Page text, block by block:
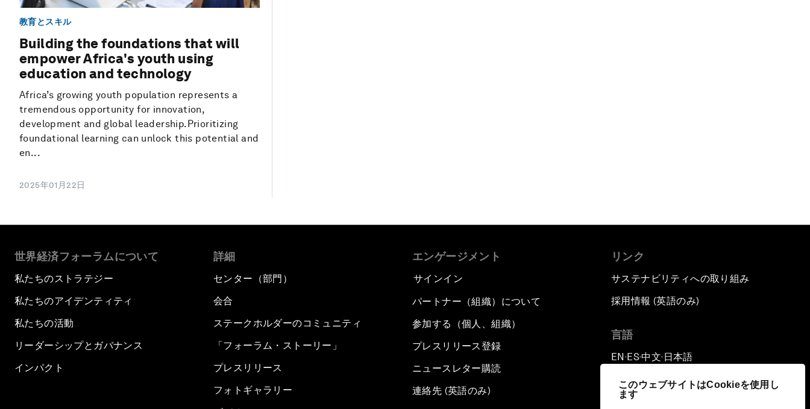
このウェブサイトはCookieを使用し
ます
教育とスキル
Building the foundations that will
empower Africa's youth using
education and technology
Africa’s growing youth population represents a
tremendous opportunity for innovation,
development and global leadership.Prioritizing
foundational learning can unlock this potential and
en...
2025年01月22日
世界経済フォーラムについて
私たちのストラテジー
私たちのアイデンティティ
私たちの活動
リーダーシップとガバナンス
インパクト
詳細
センター（部門）
会合
ステークホルダーのコミュニティ
「フォーラム・ストーリー」
プレスリリース
フォトギャラリー
エンゲージメント
サインイン
パートナー（組織）について
参加する（個人、組織）
プレスリリース登録
ニュースレター購読
連絡先 (英語のみ)
リンク
サステナビリティへの取り組み
採用情報 (英語のみ)
言語
EN ▪ ES▪中文▪ 日本語